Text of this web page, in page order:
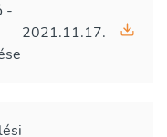
-
2021.11.17.